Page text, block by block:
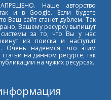
Наше авторство
и в Google. Если будете
Ваш сайт станет дублем. Так
Вашему ресурсу выпишут
за то, что Вы у нас
из поиска и наступит
Очень надеемся, что этим
на данном ресурсе, так
на чужих ресурсах.